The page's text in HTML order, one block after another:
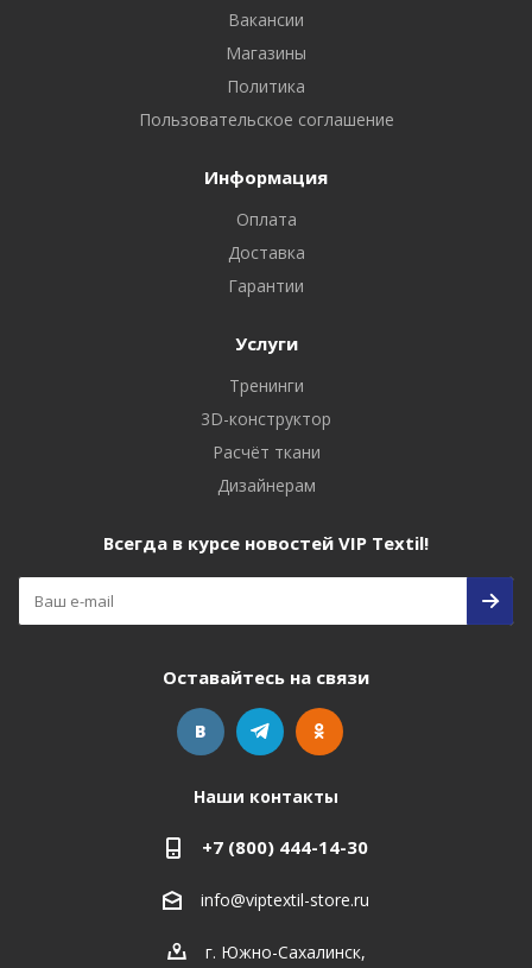
Вакансии
Магазины
Политика
Пользовательское соглашение
Информация
Оплата
Доставка
Гарантии
Услуги
Тренинги
3D-конструктор
Расчёт ткани
Дизайнерам
Всегда в курсе новостей VIP Textil!
Оставайтесь на связи
Наши контакты
+7 (800) 444-14-30
info@viptextil-store.ru
г. Южно-Сахалинск,